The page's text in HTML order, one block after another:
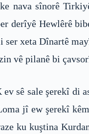
nava sînorê
derîyê Hewlêrê
xeta Dînartê
vê pilanê bi
sê sale şerekî
jî ew şerekî
ku kuştina